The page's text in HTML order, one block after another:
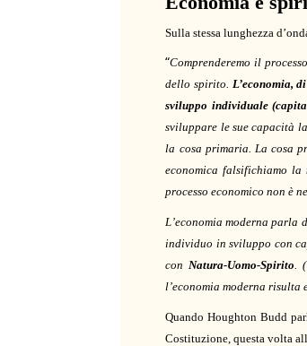
Sulla stessa lunghezza
“Comprenderemo il
dello spirito. L’economia,
sviluppo individuale
sviluppare le sue capacità
la cosa primaria. La cosa
economica falsifichiamo
processo economico non è
L’economia moderna parla
individuo in sviluppo con
conNatura-Uomo-Spirito.
l’economia moderna risulta
Quando Houghton Budd
Costituzione, questa volta